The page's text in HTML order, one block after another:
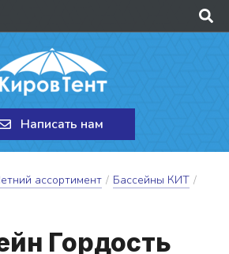
Написать нам
ассортимент / Бассейны КИТ /
Гор­дость